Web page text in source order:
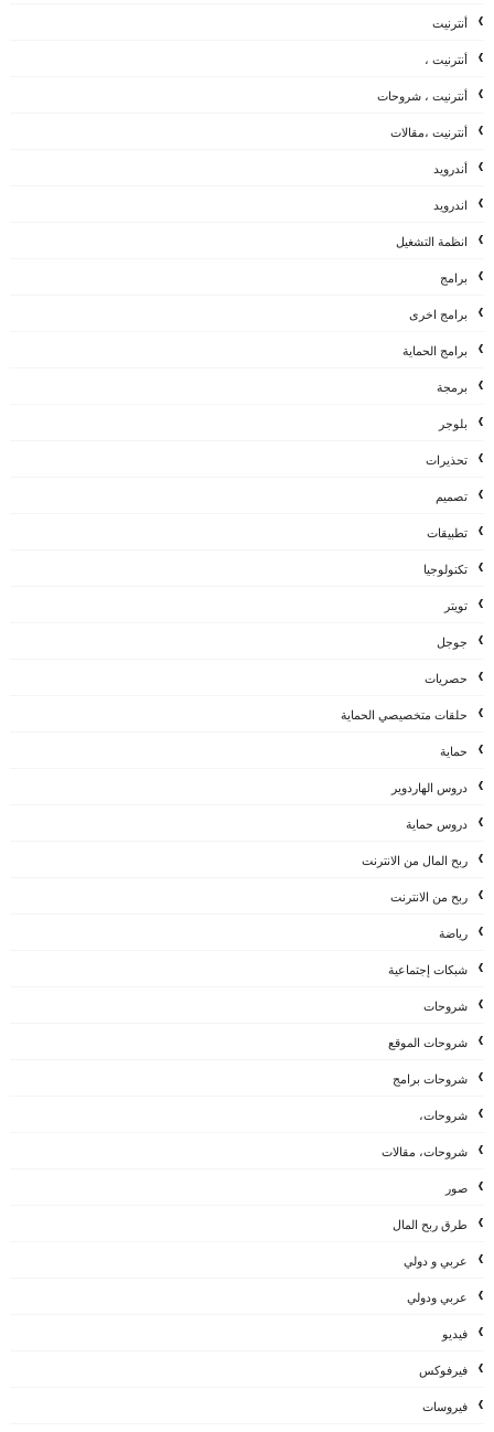
أنترنيت
أنترنيت ،
أنترنيت ، شروحات
أنترنيت ،مقالات
أندرويد
اندرويد
انظمة التشغيل
برامج
برامج اخرى
برامج الحماية
برمجة
بلوجر
تحذيرات
تصميم
تطبيقات
تكنولوجيا
تويتر
جوجل
حصريات
حلقات متخصيصي الحماية
حماية
دروس الهاردوير
دروس حماية
ربح المال من الانترنت
ربح من الانترنت
رياضة
شبكات إجتماعية
شروحات
شروحات الموقع
شروحات برامج
شروحات،
شروحات، مقالات
صور
طرق ربح المال
عربي و دولي
عربي ودولي
فيديو
فيرفوكس
فيروسات